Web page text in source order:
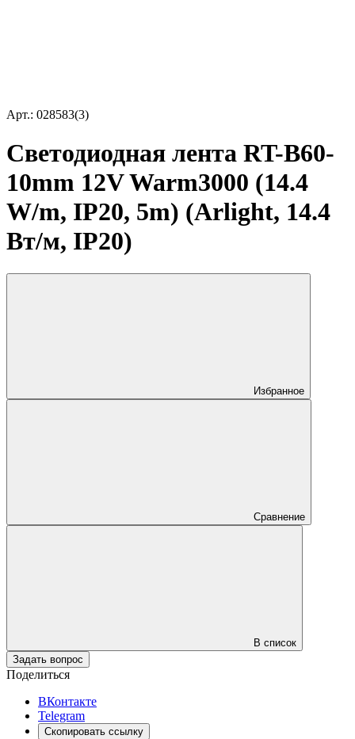
Арт.: 028583(3)
Светодиодная лента RT-B60-
10mm 12V Warm3000 (14.4
W/m, IP20, 5m) (Arlight, 14.4
Вт/м, IP20)
Избранное
Сравнение
В список
Задать вопрос
Поделиться
ВКонтакте
Telegram
Скопировать ссылку